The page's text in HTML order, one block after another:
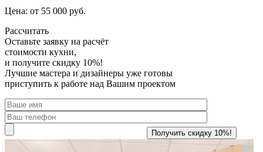
Цена: от 55 000 руб.
Рассчитать
Оставьте заявку на расчёт
стоимости кухни,
и получите скидку 10%!
Лучшие мастера и дизайнеры уже готовы
приступить к работе над Вашим проектом